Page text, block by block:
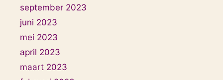
september 2023
juni 2023
mei 2023
april 2023
maart 2023